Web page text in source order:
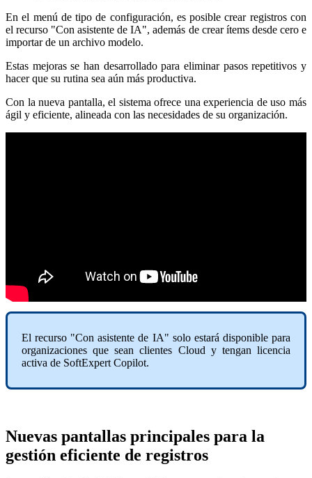
En el menú de tipo de configuración, es posible crear registros con
el recurso "Con asistente de IA", además de crear ítems desde cero e
importar de un archivo modelo.
Estas mejoras se han desarrollado para eliminar pasos repetitivos y
hacer que su rutina sea aún más productiva.
Con la nueva pantalla, el sistema ofrece una experiencia de uso más
ágil y eficiente, alineada con las necesidades de su organización.
El recurso "Con asistente de IA" solo estará disponible para
organizaciones que sean clientes Cloud y tengan licencia
activa de SoftExpert Copilot.
Nuevas pantallas principales para la
gestión eficiente de registros